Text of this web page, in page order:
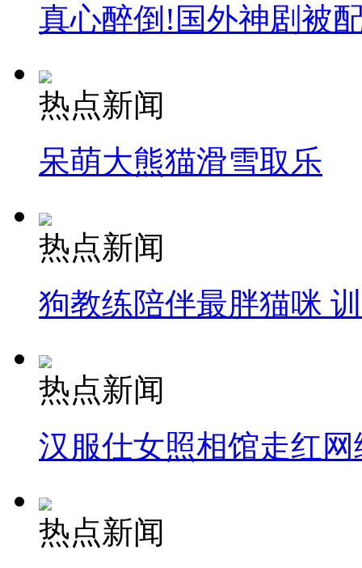
真心醉倒!国外神剧被
热点新闻
呆萌大熊猫滑雪取乐
热点新闻
狗教练陪伴最胖猫咪
热点新闻
汉服仕女照相馆走红网
热点新闻